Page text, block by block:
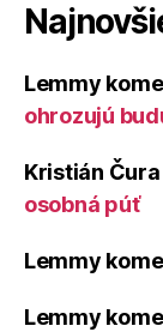
Lemmy
ohrozujú
Kristián Čura
osobná púť
Lemmy
Lemmy